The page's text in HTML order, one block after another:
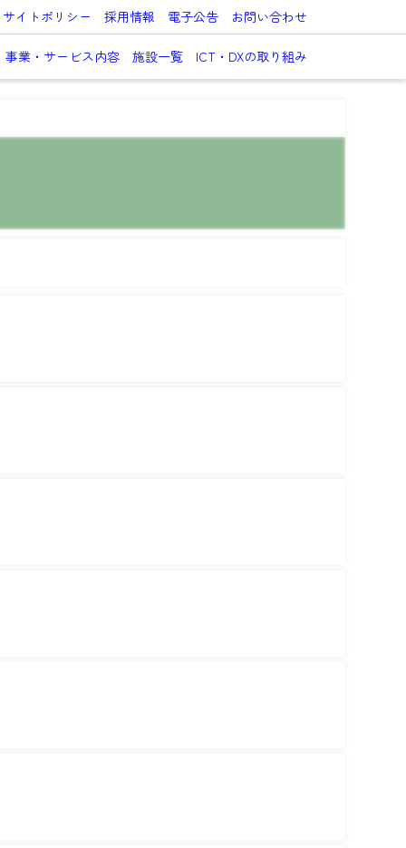
サイトポリシー 採用情報 電子公告 お問い合わせ
事業・サービス内容 施設一覧 ICT・DXの取り組み